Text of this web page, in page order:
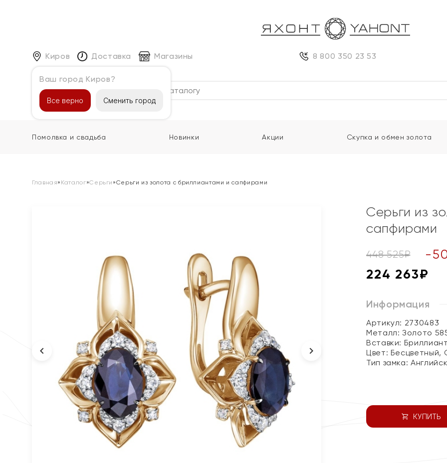
Киров
Ваш город Киров?
Все верно Сменить город
Доставка Магазины 8 800 350 23 53
Каталог
Помолвка и свадьба Новинки Акции Скупка и обмен золота
Главная» Каталог»Серьги »Серьги из золота с бриллиантами и сапфирами
Серьги из
сапфирами
448 525₽ -
224 263₽
Информация
Артикул: 2730483
Металл:Золото
Вставки:
Цвет: Бесцветный,
Тип замка:
КУПИТЬ